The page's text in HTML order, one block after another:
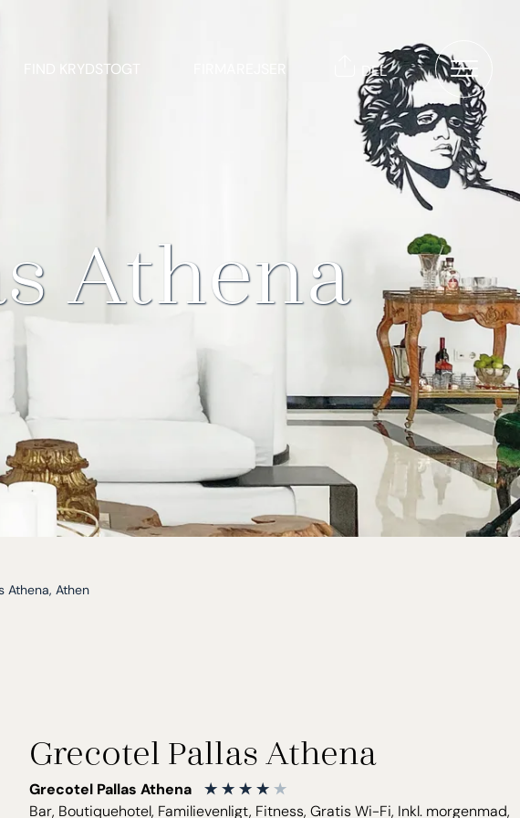
FIND KRYDSTOGT DEL
Athena
Athena, Athen
Grecotel Pallas Athena
Grecotel Pallas Athena
Bar, Boutiquehotel, Familievenligt, Fitness, Gratis Wi-Fi, Inkl. morgenmad,